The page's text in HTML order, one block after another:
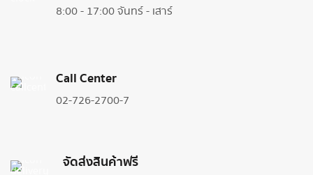
8:00 - 17:00 จันทร์ - เสาร์
Call Center
02-726-2700-7
จัดส่งสินค้าฟรี